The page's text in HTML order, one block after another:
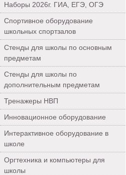
Наборы 2026г. ГИА, ЕГЭ, ОГЭ
Спортивное оборудование
школьных спортзалов
Стенды для школы по основным
предметам
Стенды для школы по
дополнительным предметам
Тренажеры НВП
Инновационное оборудование
Интерактивное оборудование в
школе
Оргтехника и компьютеры для
школы